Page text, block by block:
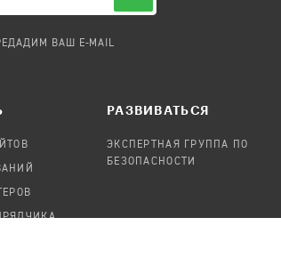
ВАШ E-MAIL
РАЗВИВАТЬСЯ
ЭКСПЕРТНАЯ ГРУППА ПО
БЕЗОПАСНОСТИ